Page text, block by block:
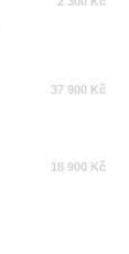
37 900 Kč
18 900 Kč